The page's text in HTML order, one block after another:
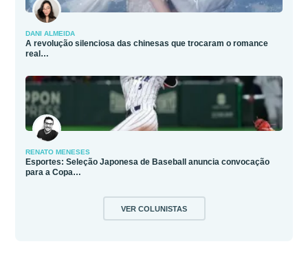
DANI ALMEIDA
A revolução silenciosa das chinesas que trocaram o romance
real…
RENATO MENESES
Esportes: Seleção Japonesa de Baseball anuncia convocação
para a Copa…
VER COLUNISTAS